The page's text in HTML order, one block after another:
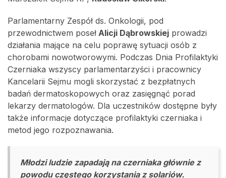
Parlamentarny Zespół ds. Onkologii, pod
przewodnictwem poseł Alicji Dąbrowskiej prowadzi
działania mające na celu poprawę sytuacji osób z
chorobami nowotworowymi. Podczas Dnia Profilaktyki
Czerniaka wszyscy parlamentarzyści i pracownicy
Kancelarii Sejmu mogli skorzystać z bezpłatnych
badań dermatoskopowych oraz zasięgnąć porad
lekarzy dermatologów. Dla uczestników dostępne były
także informacje dotyczące profilaktyki czerniaka i
metod jego rozpoznawania.
Młodzi ludzie zapadają na czerniaka głównie z
powodu częstego korzystania z solariów.